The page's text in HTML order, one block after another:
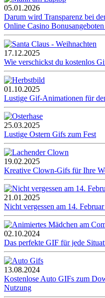
05.01.2026
Darum wird Transparenz bei
Online Casino
17.12.2025
Wie verschickst du kostenlos
01.10.2025
Lustige Gif-Animationen für
25.03.2025
Lustige Ostern Gifs zum Fest
19.02.2025
Kreative Clown-Gifs für Ihre
21.01.2025
Nicht vergessen am 14.
02.10.2024
Das perfekte GIF für jede
13.08.2024
Kostenlose Auto GIFs zum
Nutzung